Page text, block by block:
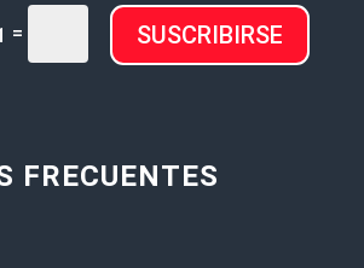
= SUSCRIBIRSE
FRECUENTES